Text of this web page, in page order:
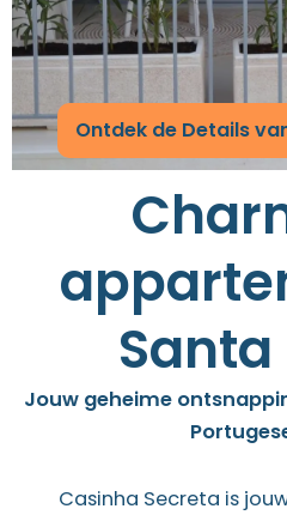
Ontdek de Details
Santa
Jouw geheime
Casinha Secreta is